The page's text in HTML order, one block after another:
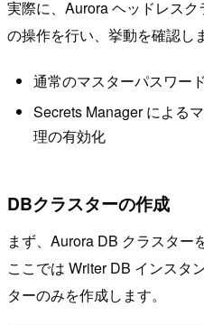
実際に、Aurora ヘッドレス
の操作を行い、挙動を確認し
通常のマスターパスワー
Secrets Manager による
理の有効化
DBクラスターの作成
まず、Aurora DB クラスター
ここでは Writer DB インスタ
ターのみを作成します。